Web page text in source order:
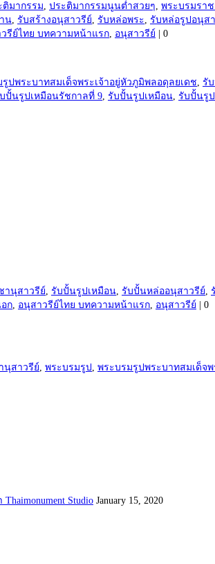
ติมากรรม, ประติมากรรมนูนต่ำสวยๆ, พระบรมรา
น, รับสร้างอนุสาวรีย์, รับหล่อพระ, รับหล่อรูปอนุส
รีย์ไทย บทความหน้าแรก, อนุสาวรีย์ 0
ปพระบาทสมเด็จพระเจ้าอยู่หัวภูมิพลอดุลยเดช, รั
ปั้นรูปเหมือนรัชกาลที่ 9, รับปั้นรูปเหมือน, รับปั้นรู
านุสาวรีย์, รับปั้นรูปเหมือน, รับปั้นหล่ออนุสาวรีย์,
ก, อนุสาวรีย์ไทย บทความหน้าแรก, อนุสาวรีย์ 0
นุสาวรีย์, พระบรมรูป , พระบรมรูปพระบาทสมเด็จ
Studio January 15, 2020